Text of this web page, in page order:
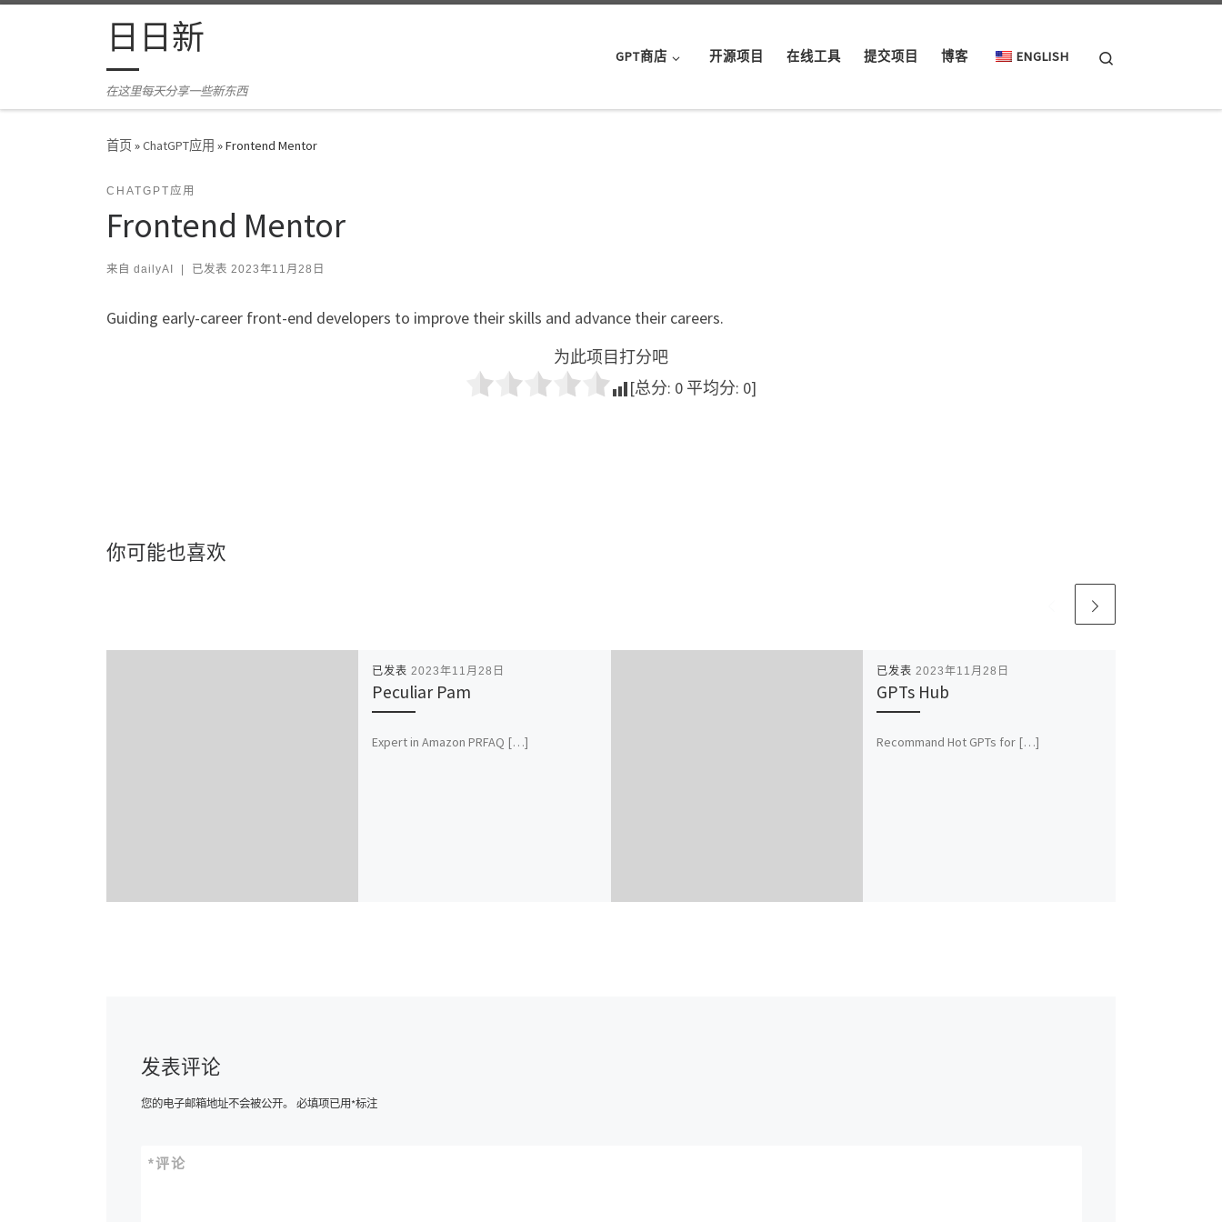
Skip to content日日新
在这里每天分享一些新东西
GPT商店 开源项目 在线工具 提交项目 博客 ENGLISH
首页»ChatGPT应用 »Frontend Mentor
CHATGPT应用
Frontend Mentor
来自 dailyAI 已发表 2023年11月28日
Guiding early-career front-end developers to improve their skills and advance their careers.
为此项目打分吧
[总分: 0 平均分: 0]
你可能也喜欢
已发表 2023年11月28日
Peculiar Pam
Expert in Amazon PRFAQ […]
已发表 2023年11月28日
GPTs Hub
Recommand Hot GPTs for […]
发表评论
您的电子邮箱地址不会被公开。 必填项已用*标注
评论
*